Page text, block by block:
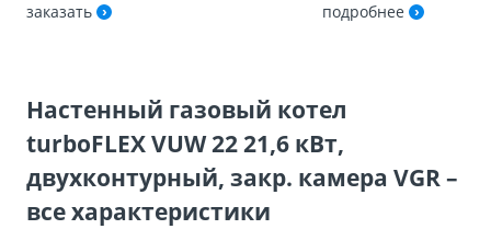
заказать
подробнее
Настенный газовый котел
turboFLEX VUW 22 21,6 кВт,
двухконтурный, закр. камера VGR –
все характеристики